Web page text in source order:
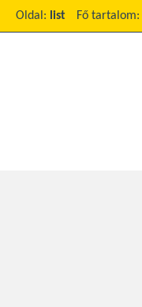
Oldal: list Fő tartalom: